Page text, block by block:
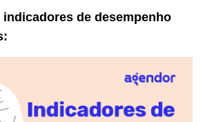
de desempenho